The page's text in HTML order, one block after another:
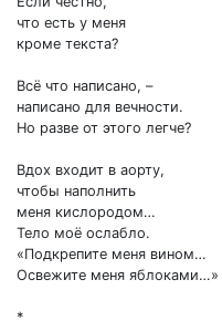
что есть у меня
кроме текста?
Всё что написано, –
написано для вечности.
Но разве от этого легче?
Вдох входит в аорту,
чтобы наполнить
меня кислородом…
Тело моё ослабло.
«Подкрепите меня вином…
Освежите меня яблоками…»
*